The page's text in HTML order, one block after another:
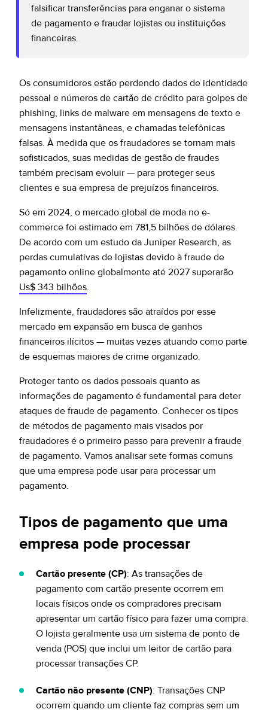
falsificar transferências para enganar o sistema
de pagamento e fraudar lojistas ou instituições
financeiras.
Os consumidores estão perdendo dados de identidade
pessoal e números de cartão de crédito para golpes de
phishing, links de malware em mensagens de texto e
mensagens instantâneas, e chamadas telefônicas
falsas. À medida que os fraudadores se tornam mais
sofisticados, suas medidas de gestão de fraudes
também precisam evoluir — para proteger seus
clientes e sua empresa de prejuízos financeiros.
Só em 2024, o mercado global de moda no e-
commerce foi estimado em 781,5 bilhões de dólares.
De acordo com um estudo da Juniper Research, as
perdas cumulativas de lojistas devido à fraude de
pagamento online globalmente até 2027 superarão
Us$ 343 bilhões.
Infelizmente, fraudadores são atraídos por esse
mercado em expansão em busca de ganhos
financeiros ilícitos — muitas vezes atuando como parte
de esquemas maiores de crime organizado.
Proteger tanto os dados pessoais quanto as
informações de pagamento é fundamental para deter
ataques de fraude de pagamento. Conhecer os tipos
de métodos de pagamento mais visados por
fraudadores é o primeiro passo para prevenir a fraude
de pagamento. Vamos analisar sete formas comuns
que uma empresa pode usar para processar um
pagamento.
Tipos de pagamento que uma
empresa pode processar
Cartão presente (CP): As transações de
pagamento com cartão presente ocorrem em
locais físicos onde os compradores precisam
apresentar um cartão físico para fazer uma compra.
O lojista geralmente usa um sistema de ponto de
venda (POS) que inclui um leitor de cartão para
processar transações CP.
Cartão não presente (CNP): Transações CNP
ocorrem quando um cliente faz compras sem um